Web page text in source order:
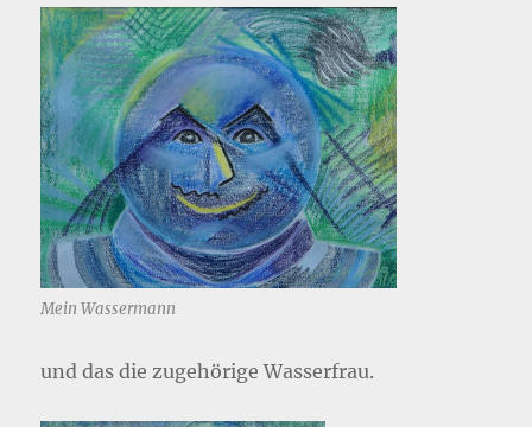
Mein Wassermann
und das die zugehörige Wasserfrau.